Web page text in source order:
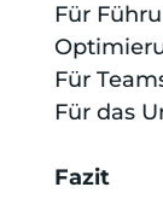
Für
Für
Für das
Fazit